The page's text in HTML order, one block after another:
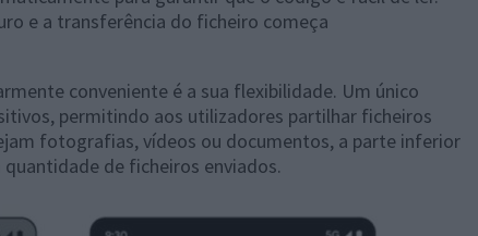
e a transferência do ficheiro começa
conveniente é a sua flexibilidade. Um único
permitindo aos utilizadores partilhar ficheiros
fotografias, vídeos ou documentos, a parte inferior
de ficheiros enviados.